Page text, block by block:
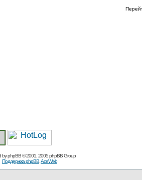
byphpBB© 2001, 2005 phpBB Group
Поддержка phpBB AceWeb